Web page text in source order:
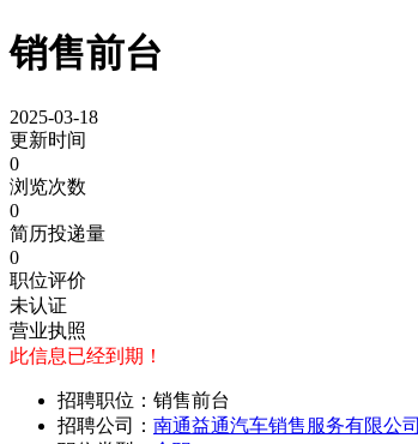
销售前台
2025-03-18
更新时间
0
浏览次数
0
简历投递量
0
职位评价
未认证
营业执照
此信息已经到期！
招聘职位：销售前台
招聘公司： 南通益通汽车销售服务有限公司